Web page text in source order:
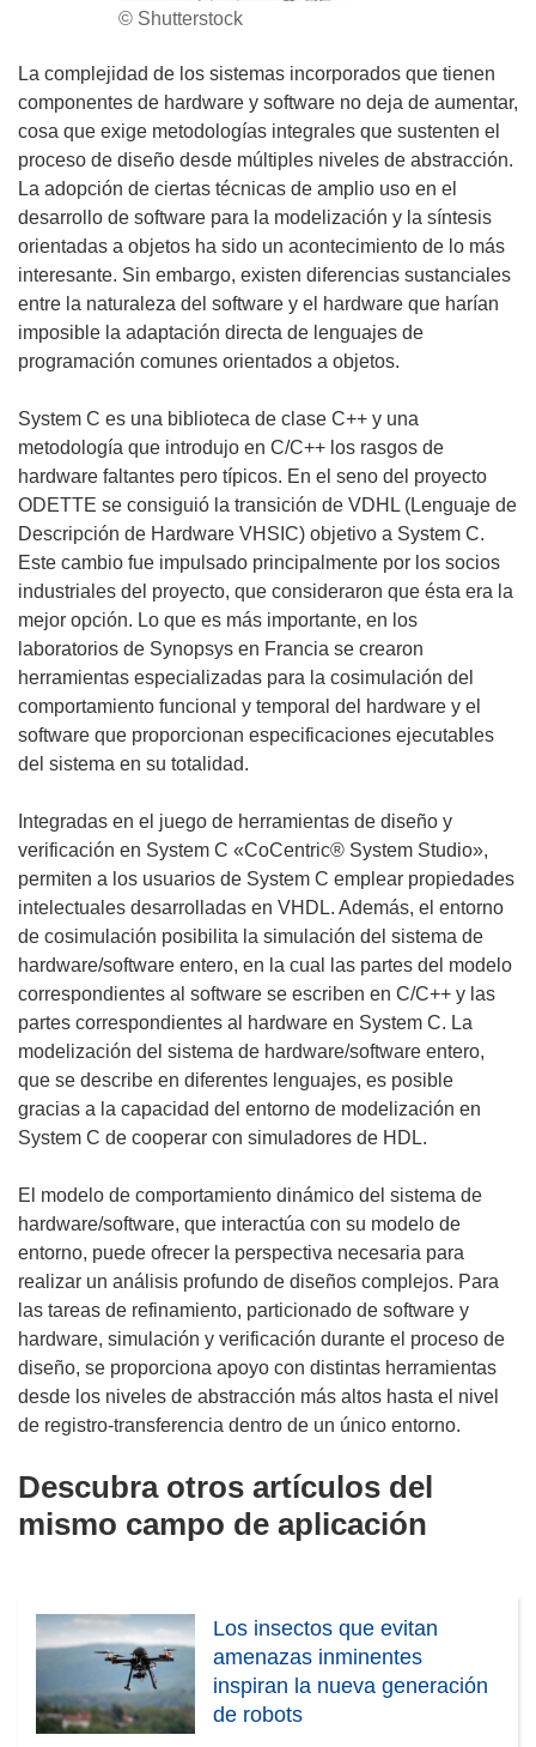
© Shutterstock
La complejidad de los sistemas incorporados que tienen
componentes de hardware y software no deja de aumentar,
cosa que exige metodologías integrales que sustenten el
proceso de diseño desde múltiples niveles de abstracción.
La adopción de ciertas técnicas de amplio uso en el
desarrollo de software para la modelización y la síntesis
orientadas a objetos ha sido un acontecimiento de lo más
interesante. Sin embargo, existen diferencias sustanciales
entre la naturaleza del software y el hardware que harían
imposible la adaptación directa de lenguajes de
programación comunes orientados a objetos.
System C es una biblioteca de clase C++ y una
metodología que introdujo en C/C++ los rasgos de
hardware faltantes pero típicos. En el seno del proyecto
ODETTE se consiguió la transición de VDHL (Lenguaje de
Descripción de Hardware VHSIC) objetivo a System C.
Este cambio fue impulsado principalmente por los socios
industriales del proyecto, que consideraron que ésta era la
mejor opción. Lo que es más importante, en los
laboratorios de Synopsys en Francia se crearon
herramientas especializadas para la cosimulación del
comportamiento funcional y temporal del hardware y el
software que proporcionan especificaciones ejecutables
del sistema en su totalidad.
Integradas en el juego de herramientas de diseño y
verificación en System C «CoCentric® System Studio»,
permiten a los usuarios de System C emplear propiedades
intelectuales desarrolladas en VHDL. Además, el entorno
de cosimulación posibilita la simulación del sistema de
hardware/software entero, en la cual las partes del modelo
correspondientes al software se escriben en C/C++ y las
partes correspondientes al hardware en System C. La
modelización del sistema de hardware/software entero,
que se describe en diferentes lenguajes, es posible
gracias a la capacidad del entorno de modelización en
System C de cooperar con simuladores de HDL.
El modelo de comportamiento dinámico del sistema de
hardware/software, que interactúa con su modelo de
entorno, puede ofrecer la perspectiva necesaria para
realizar un análisis profundo de diseños complejos. Para
las tareas de refinamiento, particionado de software y
hardware, simulación y verificación durante el proceso de
diseño, se proporciona apoyo con distintas herramientas
desde los niveles de abstracción más altos hasta el nivel
de registro-transferencia dentro de un único entorno.
Descubra otros artículos del
mismo campo de aplicación
Los insectos que evitan
amenazas inminentes
inspiran la nueva generación
de robots